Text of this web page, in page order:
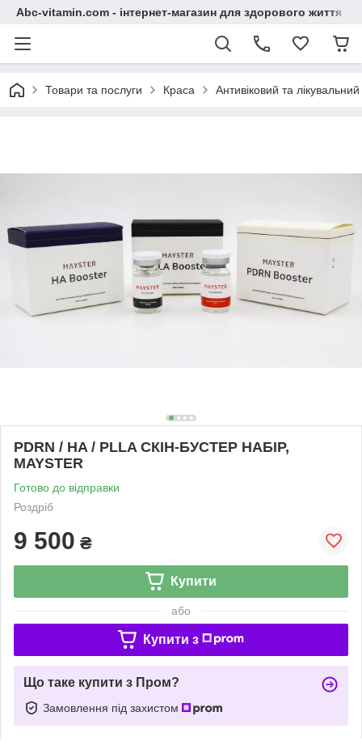
Abc-vitamin.com - інтернет-магазин для здорового життя
Товари та послуги Краса Антивіковий та
PDRN / HA / PLLA СКІН-БУСТЕР НАБІР,
MAYSTER
Готово до відправки
Роздріб
9 500 ₴
Купити
або
Купити з
Що таке купити з Пром?
Замовлення під захистом